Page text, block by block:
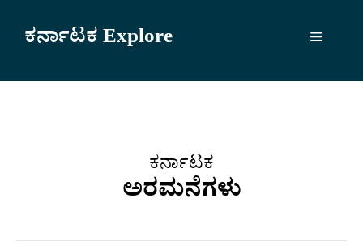
ಕರ್ನಾಟಕ Explore Menu
ಕರ್ನಾಟಕ
ಅರಮನೆಗಳು